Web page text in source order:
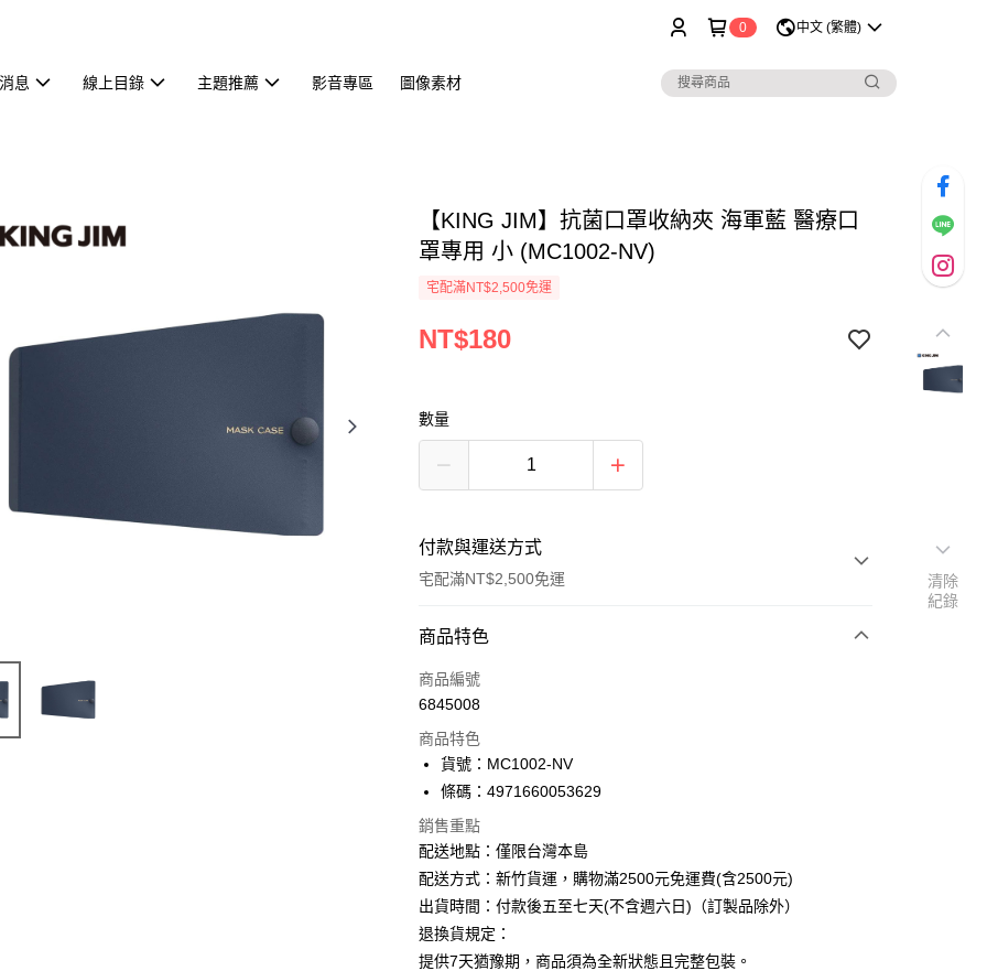
0 中文 (繁體)
息 線上目錄 主題推薦 影音專區 圖像素材
【KING JIM】抗菌口罩收納夾 海軍藍 醫療口
罩專用 小 (MC1002-NV)
宅配滿NT$2,500免運
NT$180
數量
付款與運送方式
宅配滿NT$2,500免運
付款方式
信用卡一次付款
街口支付
悠遊付
ATM付款
運送方式
下單前請先詢問庫存
商品特色
商品編號
6845008
商品特色
貨號：MC1002-NV
條碼：4971660053629
銷售重點
配送地點：僅限台灣本島
配送方式：新竹貨運，購物滿2500元免運費(含2500元)
出貨時間：付款後五至七天(不含週六日)（訂製品除外）
退換貨規定：
提供7天猶豫期，商品須為全新狀態且完整包裝。
清除
紀錄